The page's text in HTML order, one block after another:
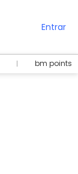
Entrar
bm points